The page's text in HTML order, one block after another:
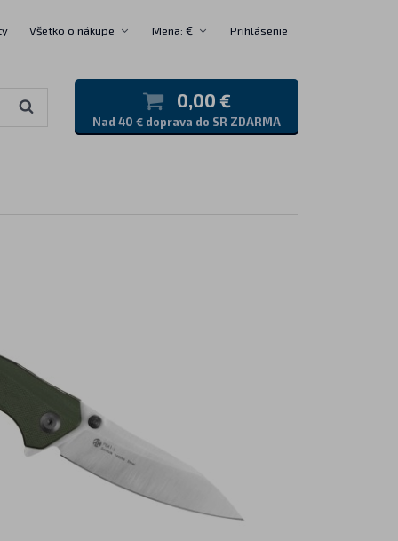
Všetko o nákupe Mena: € Prihlásenie
0,00 €
Nad 40 € doprava do SR ZDARMA